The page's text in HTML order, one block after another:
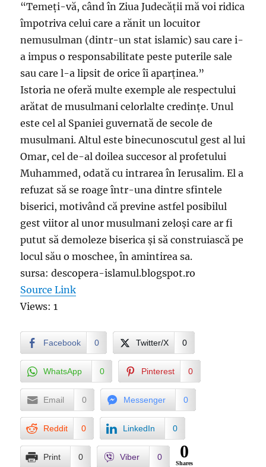
“Temeți-vă, când în Ziua Judecății mă voi ridica
împotriva celui care a rănit un locuitor
nemusulman (dintr-un stat islamic) sau care i-
a impus o responsabilitate peste puterile sale
sau care l-a lipsit de orice îi aparținea.”
Istoria ne oferă multe exemple ale respectului
arătat de musulmani celorlalte credințe. Unul
este cel al Spaniei guvernată de secole de
musulmani. Altul este binecunoscutul gest al lui
Omar, cel de-al doilea succesor al profetului
Muhammed, odată cu intrarea în Ierusalim. El a
refuzat să se roage într-una dintre sfintele
biserici, motivând că previne astfel posibilul
gest viitor al unor musulmani zeloși care ar fi
putut să demoleze biserica și să construiască pe
locul său o moschee, în amintirea sa.
sursa: descopera-islamul.blogspot.ro
Source Link
Views: 1
Facebook 0 Twitter/X 0
WhatsApp 0 Pinterest 0
Email 0 Messenger 0
Reddit 0 LinkedIn 0
Print 0 Viber 0 0
Shares